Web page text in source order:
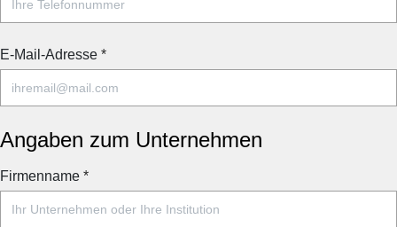
E-Mail-Adresse *
Angaben zum Unternehmen
Firmenname *